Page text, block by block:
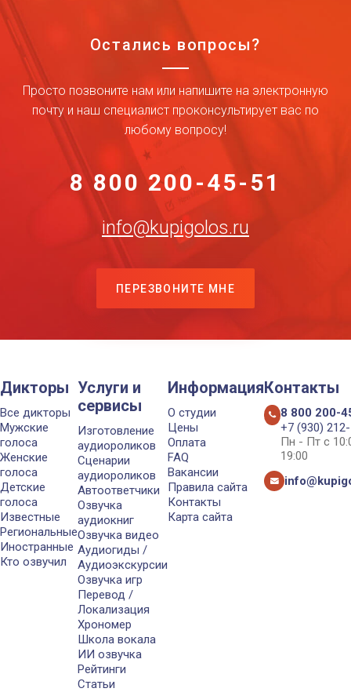
Остались вопросы?
Просто позвоните нам или напишите на электронную
почту и наш специалист проконсультирует вас по
любому вопросу!
8 800 200-45-51
info@kupigolos.ru
ПЕРЕЗВОНИТЕ МНЕ
Дикторы
Все дикторы
Мужские
голоса
Женские
голоса
Детские
голоса
Известные
Региональные
Иностранные
Кто озвучил
Услуги и
сервисы
Изготовление
аудиороликов
Сценарии
аудиороликов
Автоответчики
Озвучка
аудиокниг
Озвучка видео
Аудиогиды /
Аудиоэкскурсии
Озвучка игр
Перевод /
Локализация
Хрономер
Школа вокала
ИИ озвучка
Рейтинги
Статьи
Информация
О студии
Цены
Оплата
FAQ
Вакансии
Правила сайта
Контакты
Карта сайта
Контакты
8 800 200-
+7 (930)
Пн - Пт с
19:00